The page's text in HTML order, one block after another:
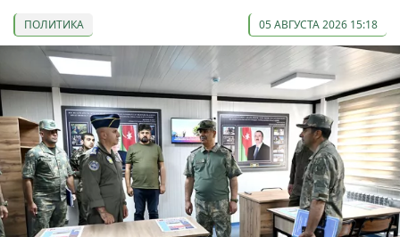
ПОЛИТИКА 05 АВГУСТА 2026 15:18